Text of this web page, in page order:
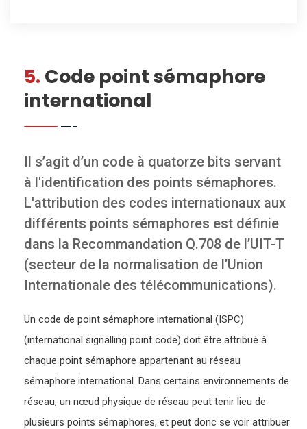
5. Code point sémaphore
international
Il s’agit d’un code à quatorze bits servant
à l'identification des points sémaphores.
L'attribution des codes internationaux aux
différents points sémaphores est définie
dans la Recommandation Q.708 de l’UIT-T
(secteur de la normalisation de l’Union
Internationale des télécommunications).
Un code de point sémaphore international (ISPC)
(international signalling point code) doit être attribué à
chaque point sémaphore appartenant au réseau
sémaphore international. Dans certains environnements de
réseau, un nœud physique de réseau peut tenir lieu de
plusieurs points sémaphores, et peut donc se voir attribuer